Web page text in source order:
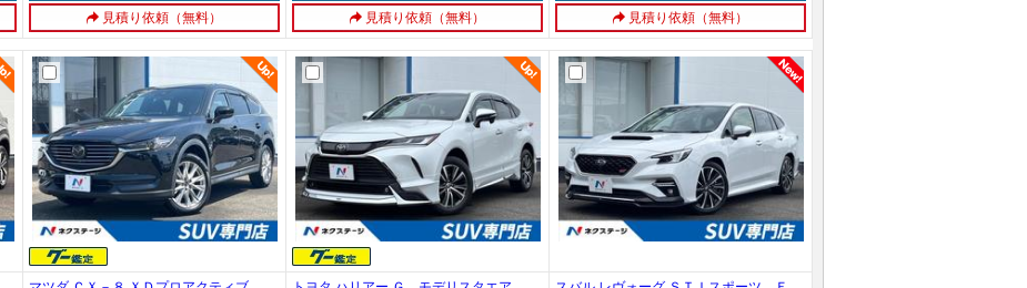
見積り依頼（無料）
見積り依頼（無料）
見積り依頼（無料）